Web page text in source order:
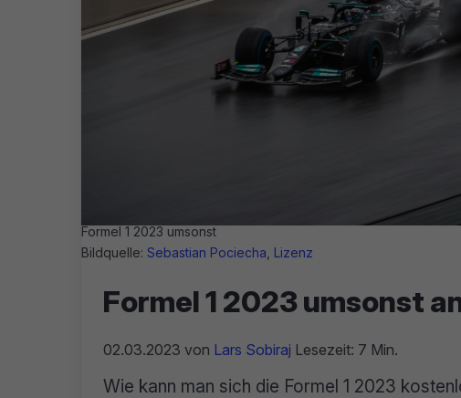
Formel 1 2023 umsonst
Bildquelle: Sebastian Pociecha Lizenz
Formel 1 2023 umsonst
02.03.2023 von Lars Sobiraj Lesezeit: 7 Min.
Wie kann man sich die Formel 1 2023